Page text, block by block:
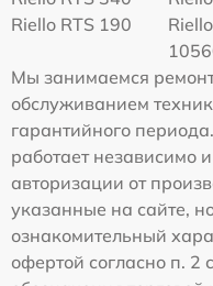
Riello RTS 190
Мы занимаемся
обслуживанием
гарантийного
работает независимо
авторизации от
указанные на сайте,
ознакомительный
офертой согласно п.